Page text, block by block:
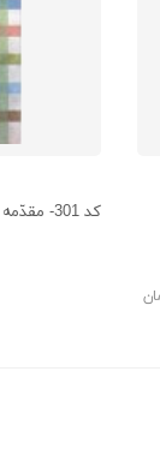
کد 301- مقدّمه ای بر عطرسازی